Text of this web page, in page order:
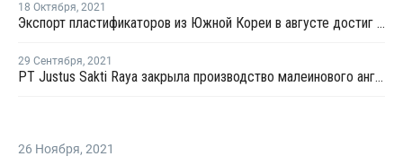
18 Октября, 2021
Экспорт пластификаторов из Южной Кореи в августе достиг 3-месячного минимума
29 Сентября, 2021
PT Justus Sakti Raya закрыла производство малеинового ангидрида в Индонезии
26 Ноября, 2021